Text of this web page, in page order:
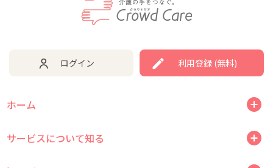
ログイン 利用登録 (無料)
ホーム
サービスについて知る